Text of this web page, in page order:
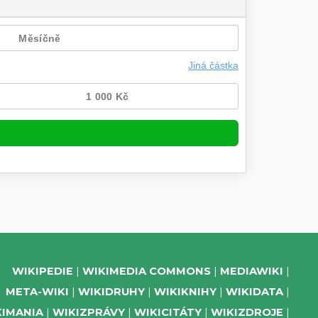
WIKIPEDIE WIKIMEDIA COMMONS
MEDIAWIKI
META-WIKI
WIKIDRUHY WIKIKNIHY
WIKIDATA
WIKIZPRÁVY WIKICITÁTY WIKIZDROJE